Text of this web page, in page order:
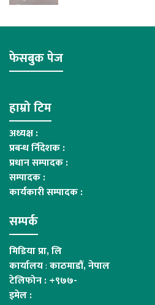
फेसबुक पेज
हाम्रो टिम
अध्यक्ष :
प्रबन्ध र्निदेशक :
प्रधान सम्पादक :
सम्पादक :
कार्यकारी सम्पादक :
सम्पर्क
मिडिया प्रा, लि
कार्यालय:काठमाडौं, नेपाल
टेलिफोन : +९७७-
इमेल :